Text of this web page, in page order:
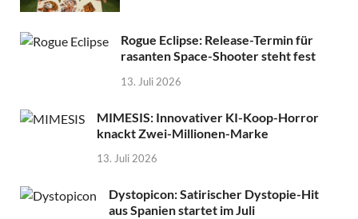
Rogue Eclipse: Release-Termin für
rasanten Space-Shooter steht fest
13. Juli 2026
MIMESIS: Innovativer KI-Koop-Horror
knackt Zwei-Millionen-Marke
13. Juli 2026
Dystopicon: Satirischer Dystopie-Hit
aus Spanien startet im Juli